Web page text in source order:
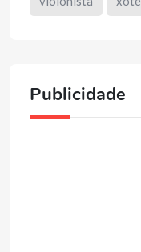
Publicidade